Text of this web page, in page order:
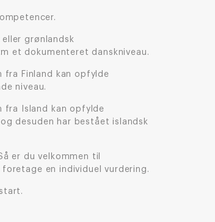
grønlandsk
et dokumenteret danskniveau.
fra Finland kan opfylde
niveau.
fra Island kan opfylde
desuden har bestået islandsk
er du velkommen til
foretage en individuel vurdering.